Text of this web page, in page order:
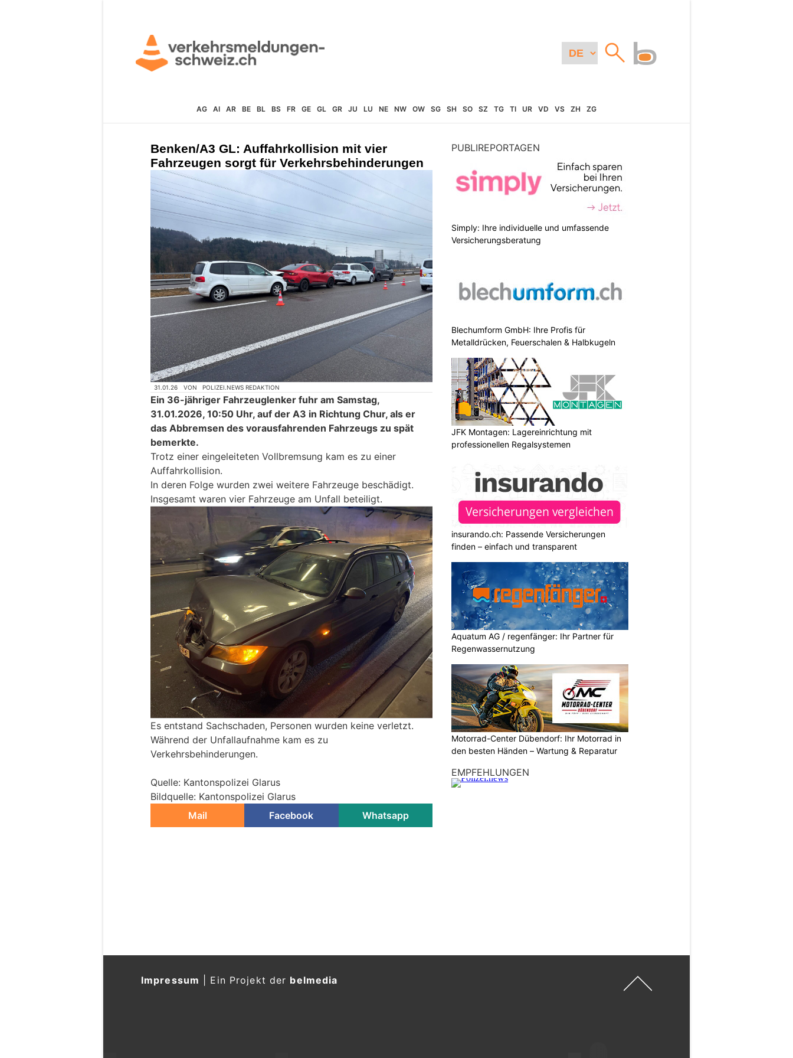
AG AI AR BE BL BS FR GE GL GR JU LU NE NW OW SG SH SO SZ TG TI UR VD VS ZH ZG
Benken/A3 GL: Auffahrkollision mit vier
Fahrzeugen sorgt für Verkehrsbehinderungen
31.01.26 VON POLIZEI.NEWS REDAKTION
Ein 36-jähriger Fahrzeuglenker fuhr am Samstag,
31.01.2026, 10:50 Uhr, auf der A3 in Richtung Chur, als er
das Abbremsen des vorausfahrenden Fahrzeugs zu spät
bemerkte.
Trotz einer eingeleiteten Vollbremsung kam es zu einer
Auffahrkollision.
In deren Folge wurden zwei weitere Fahrzeuge beschädigt.
Insgesamt waren vier Fahrzeuge am Unfall beteiligt.
Es entstand Sachschaden, Personen wurden keine verletzt.
Während der Unfallaufnahme kam es zu
Verkehrsbehinderungen.
Quelle: Kantonspolizei Glarus
Bildquelle: Kantonspolizei Glarus
Mail
Facebook Whatsapp
PUBLIREPORTAGEN
Simply: Ihre individuelle und umfassende
Versicherungsberatung
Blechumform GmbH: Ihre Profis für
Metalldrücken, Feuerschalen & Halbkugeln
JFK Montagen: Lagereinrichtung mit
professionellen Regalsystemen
insurando.ch: Passende Versicherungen
finden – einfach und transparent
Aquatum AG / regenfänger: Ihr Partner für
Regenwassernutzung
Motorrad-Center Dübendorf: Ihr Motorrad in
den besten Händen – Wartung & Reparatur
EMPFEHLUNGEN